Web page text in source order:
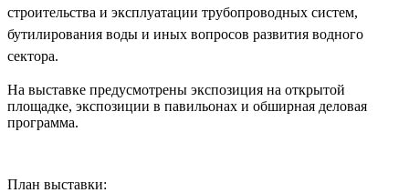
строительства и эксплуатации трубопроводных систем,
бутилирования воды и иных вопросов развития водного
сектора.
На выставке предусмотрены экспозиция на открытой
площадке, экспозиции в павильонах и обширная деловая
программа.
План выставки: